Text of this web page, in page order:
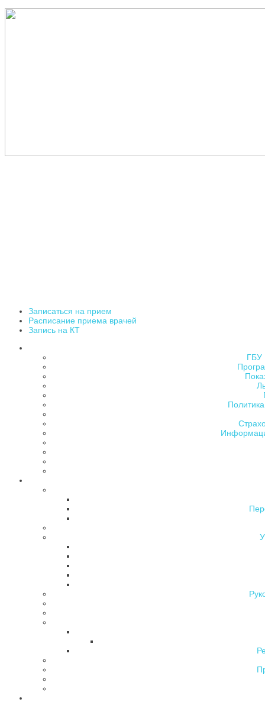
Записаться на прием
Расписание приема врачей
Запись на КТ
ГБУ